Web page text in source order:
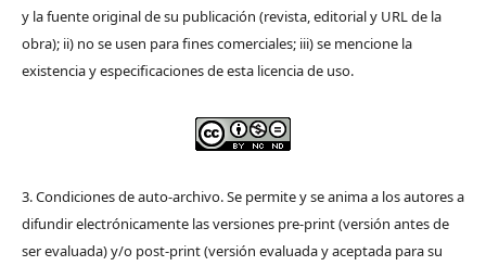
y la fuente original de su publicación (revista, editorial y URL de la
obra); ii) no se usen para fines comerciales; iii) se mencione la
existencia y especificaciones de esta licencia de uso.
3. Condiciones de auto-archivo. Se permite y se anima a los autores a
difundir electrónicamente las versiones pre-print (versión antes de
ser evaluada) y/o post-print (versión evaluada y aceptada para su